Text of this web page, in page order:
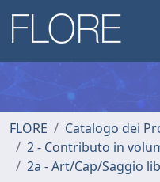
FLORE
Catalogo dei
2 - Contributo in
2a - Art/Cap/Saggio